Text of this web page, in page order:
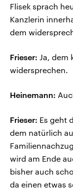
Flisek sprach
Kanzlerin
dem
Frieser: Ja, dem
widersprechen.
Heinemann:
Frieser: Es geht
dem natürlich
wird am Ende
bisher auch
da einen etwas